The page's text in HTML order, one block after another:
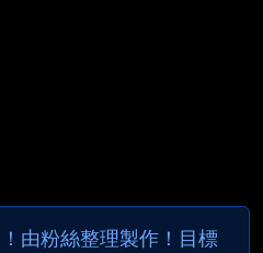
由粉絲整理製作！目標